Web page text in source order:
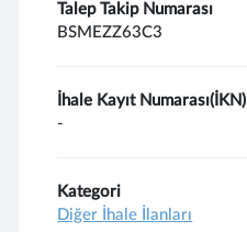
Talep Takip Numarası
BSMEZZ63C3
İhale Kayıt Numarası(İKN)
-
Kategori
Diğer İhale İlanları